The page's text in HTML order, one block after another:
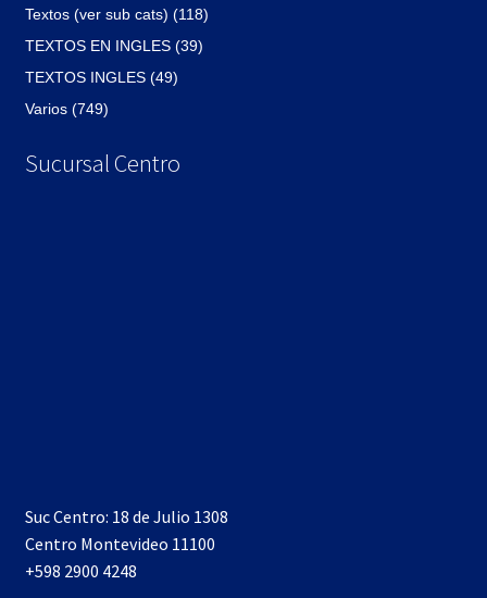
Textos (ver sub cats) (118)
TEXTOS EN INGLES (39)
TEXTOS INGLES (49)
Varios (749)
Sucursal Centro
Suc Centro: 18 de Julio 1308
Centro Montevideo 11100
+598 2900 4248